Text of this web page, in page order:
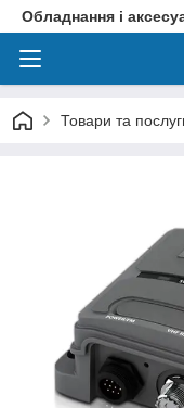
Обладнання і
Товари та